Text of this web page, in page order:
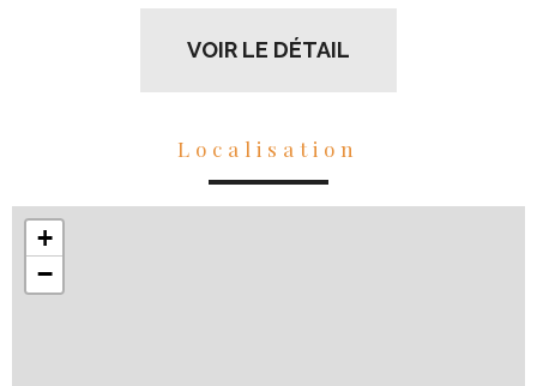
VOIR LE DÉTAIL
Localisation
+
−